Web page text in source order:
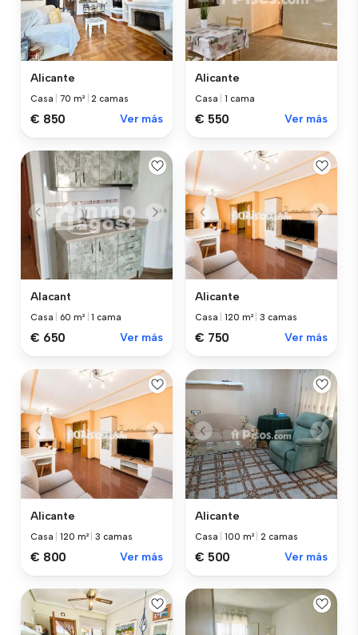
Alicante
Casa |70 m² |2 camas
€ 850 Ver más
Alicante
Casa |1 cama
€ 550 Ver más
Alacant
Casa 60 m² |1 cama
€ 650 Ver más
Alicante
Casa |120 m² |3 camas
€ 750 Ver más
Alicante
Casa |120 m² |3 camas
€ 800 Ver más
Alicante
Casa |100 m² |2 camas
€ 500 Ver más